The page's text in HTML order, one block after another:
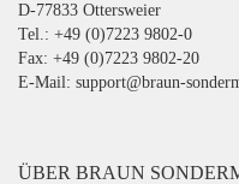
D-77833 Ottersweier
Tel.: +49 (0)7223 9802-0
Fax: +49 (0)7223 9802-20
E-Mail: support@braun-
ÜBER BRAUN